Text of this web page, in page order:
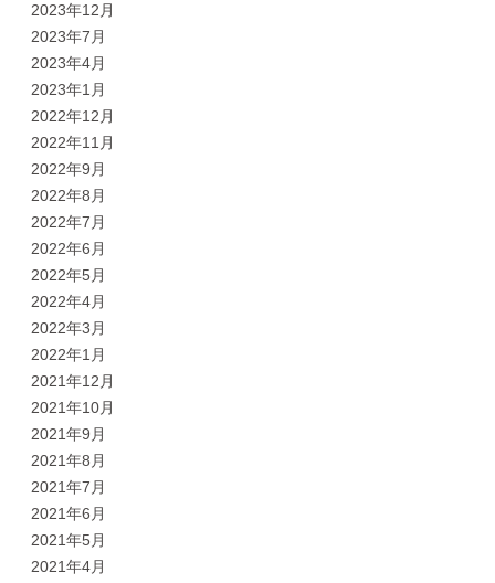
2023年12月
2023年7月
2023年4月
2023年1月
2022年12月
2022年11月
2022年9月
2022年8月
2022年7月
2022年6月
2022年5月
2022年4月
2022年3月
2022年1月
2021年12月
2021年10月
2021年9月
2021年8月
2021年7月
2021年6月
2021年5月
2021年4月